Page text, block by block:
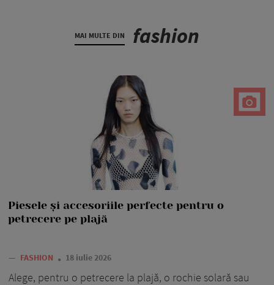
MAI MULTE DIN fashion
Piesele și accesoriile perfecte pentru o
petrecere pe plajă
— FASHION 18 iulie 2026
Alege, pentru o petrecere la plajă, o rochie solară sau